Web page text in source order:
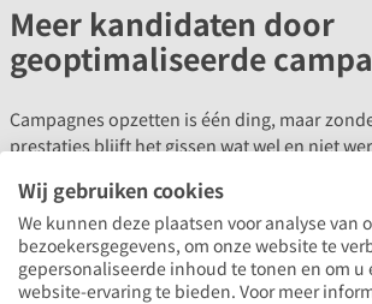
Meer kandidaten door
geoptimaliseerde
Campagnes opzetten is één ding, maar
prestaties blijft het gissen wat wel en niet
bijsturen. Als je dat moet doen met allerlei
handmatig data in Excelbestanden moet
weinig overzicht.
Met recruitment marketing software heb je
Wij gebruiken cookies
We kunnen deze plaatsen voor analyse van
bezoekersgegevens, om onze website te
gepersonaliseerde inhoud te tonen en om u
website-ervaring te bieden. Voor meer